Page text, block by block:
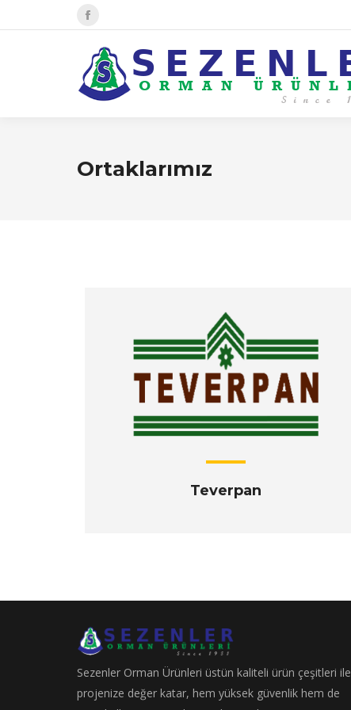
Facebook
sayfası
yeni
pencerede
Ortaklarımız
Teverpan
Sezenler Orman Ürünleri üstün kaliteli ürün çeşitleri ile
projenize değer katar, hem yüksek güvenlik hem de